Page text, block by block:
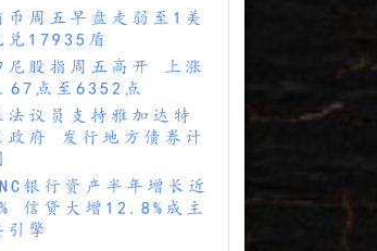
币周五早盘走弱至1美
兑17935盾
尼股指周五高开 上涨
点至6352点
法议员支持雅加达特
政府 发行地方债券计
银行资产半年增长近
信贷大增12.8%成主
引擎